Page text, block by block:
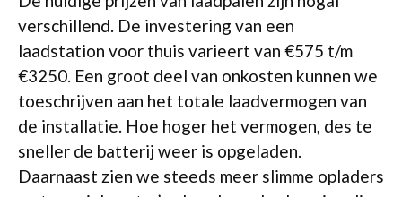
verschillend. De investering van een
laadstation voor thuis varieert van €575 t/m
€3250. Een groot deel van onkosten kunnen we
toeschrijven aan het totale laadvermogen van
de installatie. Hoe hoger het vermogen, des te
sneller de batterij weer is opgeladen.
Daarnaast zien we steeds meer slimme opladers